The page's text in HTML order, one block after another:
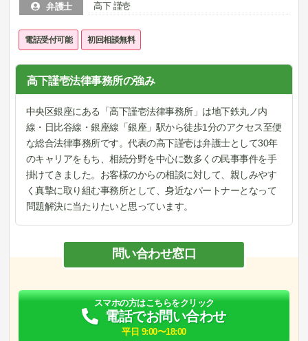
弁護士 高下 謹壱
電話受付可能 初回相談無料
高下謹壱法律事務所の強み
中央区銀座にある「高下謹壱法律事務所」は地下鉄丸ノ内
線・日比谷線・銀座線「銀座」駅から徒歩1分のアクセス至便
な総合法律事務所です。代表の高下謹壱は弁護士として30年
のキャリアをもち、相続分野を中心に数多くの民事事件を手
掛けてきました。お客様のからの相談に対して、親しみやす
く真摯に取り組む事務所として、身近なパートナーとなって
問題解決に当たりたいと思っています。
問い合わせ窓口
スマホの方はこちらをクリック
電話でお問い合わせ
平日 9:00〜18:00